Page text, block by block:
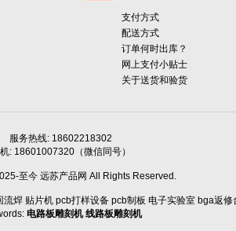
支付方式
配送方式
订单何时出库？
网上支付小贴士
关于送货和验货
服务热线: 18602218302
: 18601007320（微信同号）
至今 远苏产品网 All Rights Reserved.
焊 贴片机 pcb打样设备 pcb制板 电子实验室 bga返
电路板雕刻机 线路板雕刻机